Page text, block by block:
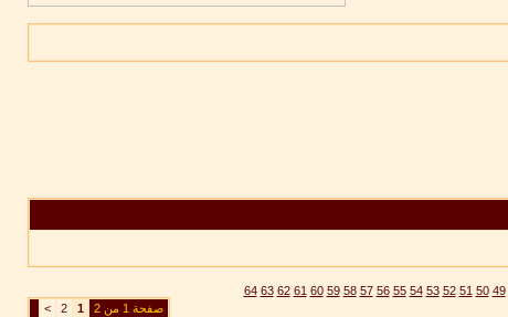
49
50
51
52
53
54
55
56
57
58
59
60
61
62
63
64
صفحة 1 من 2
1
2
>